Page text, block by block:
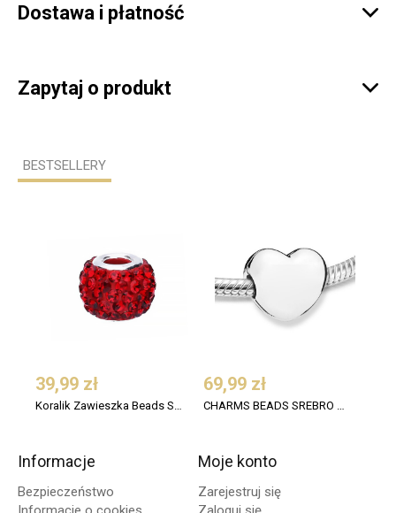
Dostawa i płatność 
Zapytaj o produkt 
BESTSELLERY
39,99 zł 69,99 zł
Informacje
Bezpieczeństwo
Moje konto
Zarejestruj się